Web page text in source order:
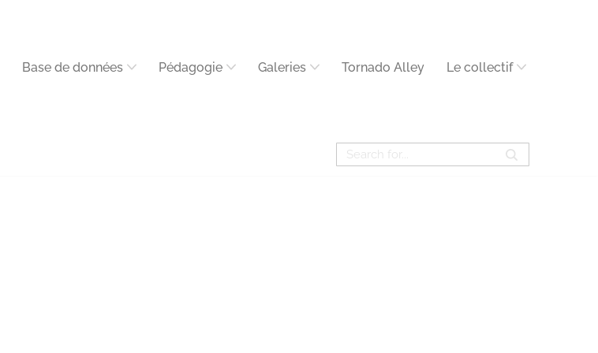
Base de données Pédagogie Galeries Tornado Alley Le collectif